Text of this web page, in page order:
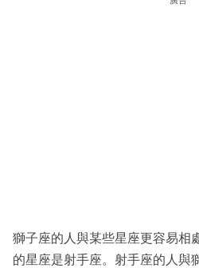
獅子座的人與某些星座更容易相
的星座是射手座。射手座的人與